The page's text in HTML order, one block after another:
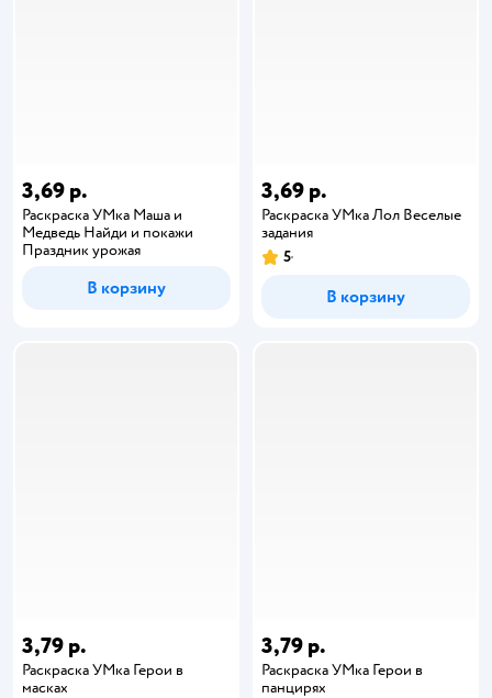
3,69 р.
Раскраска УМка Маша и
Медведь Найди и покажи
Праздник урожая
В корзину
3,69 р.
Раскраска УМка Лол Веселые
задания
5
В корзину
3,79 р.
Раскраска УМка Герои в
масках
3,79 р.
Раскраска УМка Герои в
панцирях